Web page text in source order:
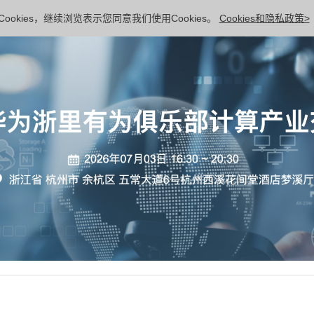
，继续浏览表示您同意我们使用Cookies。 Cookies和隐私政策>